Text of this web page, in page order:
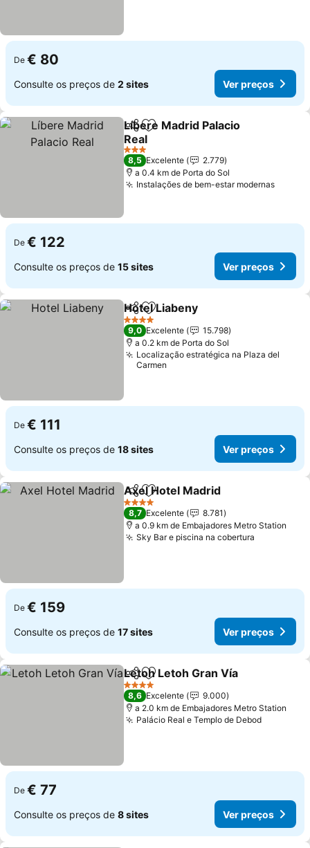
De € 80
Consulte os preços de 2 sites Ver preços
PartilharAdicionar aos favoritos
Líbere Madrid Palacio
Real
Ver preços
3 Estrelas
8,5 Excelente
2.779
a 0.4 km de Porta do Sol
Instalações de bem-estar modernasVer
De € 122
Consulte os preços de 15 sites Ver preços
PartilharAdicionar aos favoritos
Hotel Liabeny
4 Estrelas
9,0 Excelente
15.798
a 0.2 km de Porta do Sol
Localização estratégica na Plaza del
Carmen
De € 111
Consulte os preços de 18 sites Ver preços
PartilharAdicionar aos favoritos
Axel Hotel Madrid
4 Estrelas
8,7 Excelente
8.781
a 0.9 km de Embajadores Metro Station
Sky Bar e piscina na cobertura
De € 159
Consulte os preços de 17 sites Ver preços
PartilharAdicionar aos favoritos
Letoh Letoh Gran Vía
4 Estrelas
8,6 Excelente
9.000
a 2.0 km de Embajadores Metro Station
Palácio Real e Templo de DebodVer
De € 77
Consulte os preços de 8 sites Ver preços